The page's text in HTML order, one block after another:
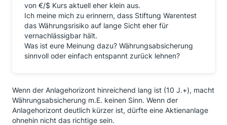
von €/$ Kurs aktuell eher klein aus.
Ich meine mich zu erinnern, dass Stiftung Warentest
das Währungsrisiko auf lange Sicht eher für
vernachlässigbar hält.
Was ist eure Meinung dazu? Währungsabsicherung
sinnvoll oder einfach entspannt zurück lehnen?
Wenn der Anlagehorizont hinreichend lang ist (10 J.+), macht
Währungsabsicherung m.E. keinen Sinn. Wenn der
Anlagehorizont deutlich kürzer ist, dürfte eine Aktienanlage
ohnehin nicht das richtige sein.